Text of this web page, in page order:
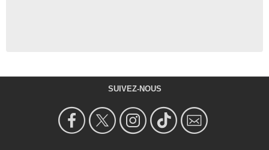
SUIVEZ-NOUS